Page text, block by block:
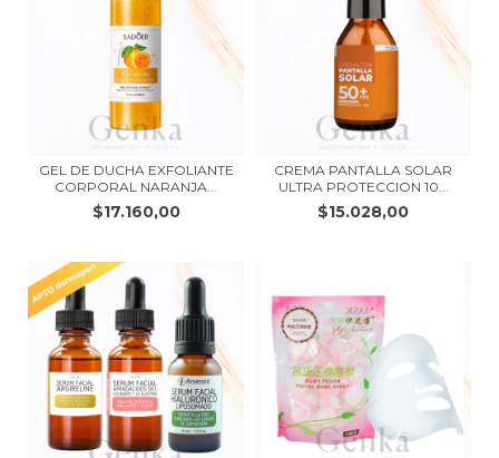
GEL DE DUCHA EXFOLIANTE
CORPORAL NARANJA...
$17.160,00
CREMA PANTALLA SOLAR
ULTRA PROTECCION 10...
$15.028,00